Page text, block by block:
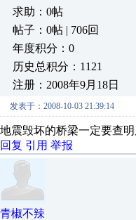
求助：0帖
帖子：0帖 | 706回
年度积分：0
历史总积分：1121
注册：2008年9月18日
发表于：2008-10-03 21:39:14
地震毁坏的桥梁一定要查
回复 引用 举报
青椒不辣